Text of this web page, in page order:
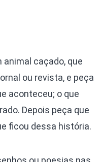
caçado, que
ou revista, e peça
aconteceu; o que
Depois peça que
ficou dessa história.